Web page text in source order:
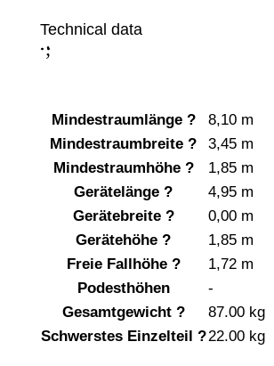
Technical data
:
;
Mindestraumlänge ?
8,10 m
Mindestraumbreite ?
3,45 m
Mindestraumhöhe ?
1,85 m
Gerätelänge ?
4,95 m
Gerätebreite ?
0,00 m
Gerätehöhe ?
1,85 m
Freie Fallhöhe ?
1,72 m
Podesthöhen
-
Gesamtgewicht ?
87.00 kg
Schwerstes Einzelteil ?22.00 kg